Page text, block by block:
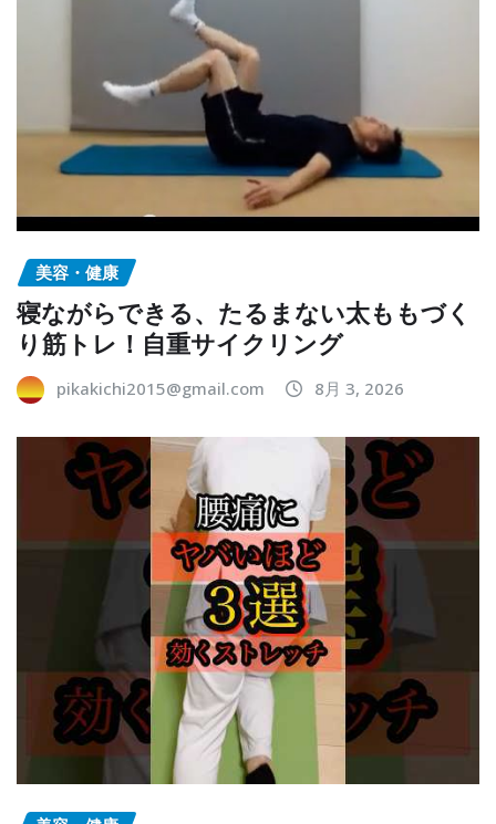
美容・健康
寝ながらできる、たるまない太ももづく
り筋トレ！自重サイクリング
pikakichi2015@gmail.com 8月 3, 2026